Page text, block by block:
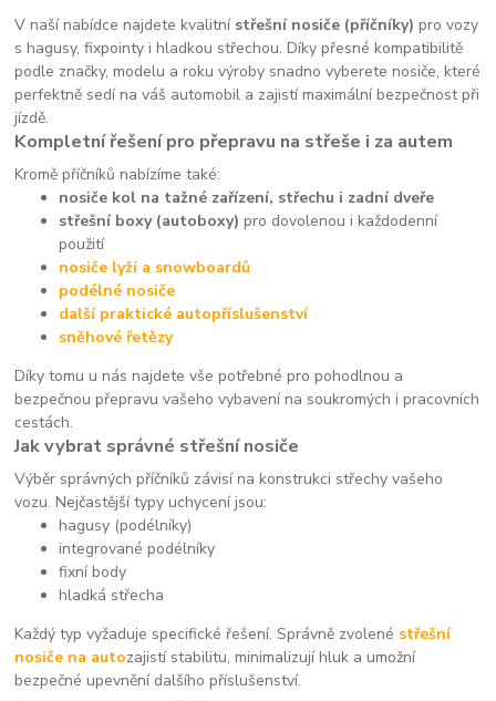
V naší nabídce najdete kvalitní střešní nosiče (příčníky) pro vozy
s hagusy, fixpointy i hladkou střechou. Díky přesné kompatibilitě
podle značky, modelu a roku výroby snadno vyberete nosiče, které
perfektně sedí na váš automobil a zajistí maximální bezpečnost při
jízdě.
Kompletní řešení pro přepravu na střeše i za autem
Kromě příčníků nabízíme také:
nosiče kol na tažné zařízení, střechu i zadní dveře
střešní boxy (autoboxy) pro dovolenou i každodenní
použití
nosiče lyží a snowboardů
podélné nosiče
další praktické autopříslušenství
sněhové řetězy
Díky tomu u nás najdete vše potřebné pro pohodlnou a
bezpečnou přepravu vašeho vybavení na soukromých i pracovních
cestách.
Jak vybrat správné střešní nosiče
Výběr správných příčníků závisí na konstrukci střechy vašeho
vozu. Nejčastější typy uchycení jsou:
hagusy (podélníky)
integrované podélníky
fixní body
hladká střecha
Každý typ vyžaduje specifické řešení. Správně zvolené střešní
nosiče na autozajistí stabilitu, minimalizují hluk a umožní
bezpečné upevnění dalšího příslušenství.